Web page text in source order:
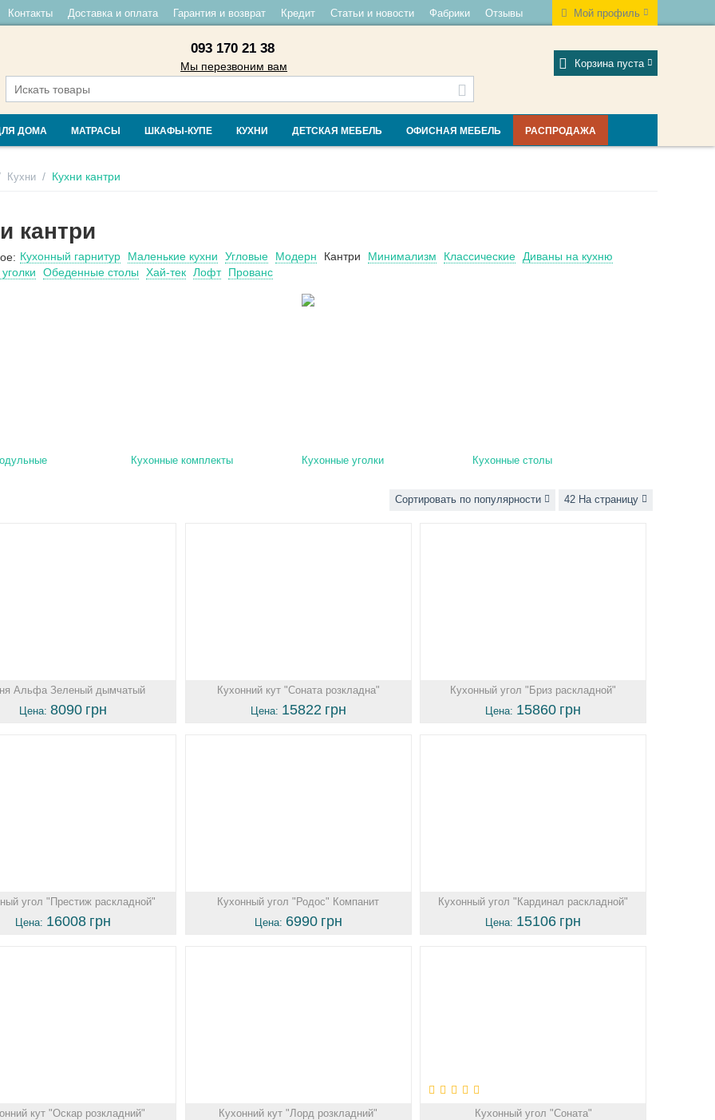
Мой профиль
Контакты Доставка и оплата Гарантия и возврат Кредит Статьи и новости Фабрики Отзывы
093 170 21 38
Мы перезвоним вам Корзина пуста
ДОМА МАТРАСЫ ШКАФЫ-КУПЕ КУХНИ ДЕТСКАЯ МЕБЕЛЬ ОФИСНАЯ МЕБЕЛЬ РАСПРОДАЖА
Кухни / Кухни кантри
кантри
Кухонный гарнитур Маленькие кухни Угловые Модерн Кантри Минимализм Классические
Диваны на кухню
Обеденные столы Хай-тек Лофт Прованс
Кухонные комплекты Кухонные уголки Кухонные столы
Сортировать по популярности 42 На страницу
Альфа Зеленый дымчатый
Цена:8090 грн
Кухонний кут "Соната розкладна"
Цена: 15822 грн
Кухонный угол "Бриз раскладной"
Цена: 15860 грн
угол "Престиж раскладной"
Цена: 16008 грн
Кухонный угол "Родос" Компанит
Цена: 6990 грн
Кухонный угол "Кардинал раскладной"
Цена: 15106 грн
кут "Оскар розкладний"
Кухонний кут "Лорд розкладний"
Кухонный угол "Соната"